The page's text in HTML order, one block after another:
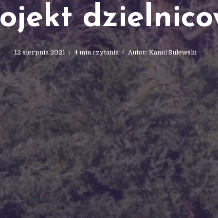
12 sierpnia 2021 4 min czytania Autor: Kamil Sulewski